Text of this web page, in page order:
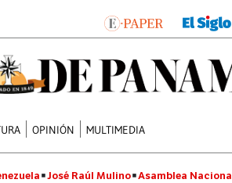
OPINIÓN MULTIMEDIA
José Raúl Mulino Asamblea